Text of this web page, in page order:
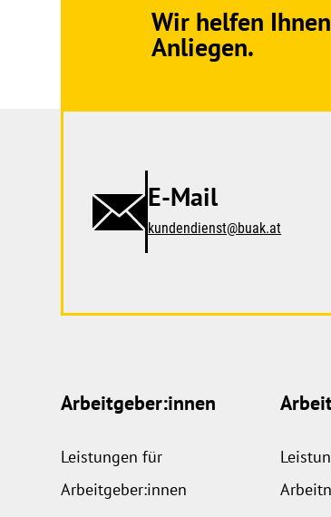
Wir helfen
Anliegen.
E-Mail
kundendienst@buak.at
Arbeitgeber:innen
Leistungen für
Arbeitgeber:innen